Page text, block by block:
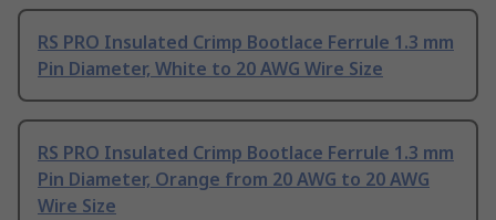
RS PRO Insulated Crimp Bootlace Ferrule 1.3 mm
Pin Diameter, White to 20 AWG Wire Size
RS PRO Insulated Crimp Bootlace Ferrule 1.3 mm
Pin Diameter, Orange from 20 AWG to 20 AWG
Wire Size